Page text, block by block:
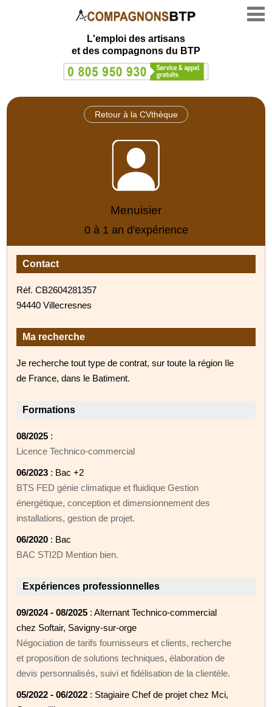
L'emploi des artisans
et des compagnons du BTP
Retour à la CVthèque
Menuisier
0 à 1 an d'expérience
Contact
Réf. CB2604281357
94440 Villecresnes
Ma recherche
Je recherche tout type de contrat, sur toute la région Ile
de France, dans le Batiment.
Formations
08/2025 :
Licence Technico-commercial
06/2023 : Bac +2
BTS FED génie climatique et fluidique Gestion
énergétique, conception et dimensionnement des
installations, gestion de projet.
06/2020 : Bac
BAC STI2D Mention bien.
Expériences professionnelles
09/2024 - 08/2025 : Alternant Technico-commercial
chez Softair, Savigny-sur-orge
Négociation de tarifs fournisseurs et clients, recherche
et proposition de solutions techniques, élaboration de
devis personnalisés, suivi et fidélisation de la clientèle.
05/2022 - 06/2022 : Stagiaire Chef de projet chez Mci,